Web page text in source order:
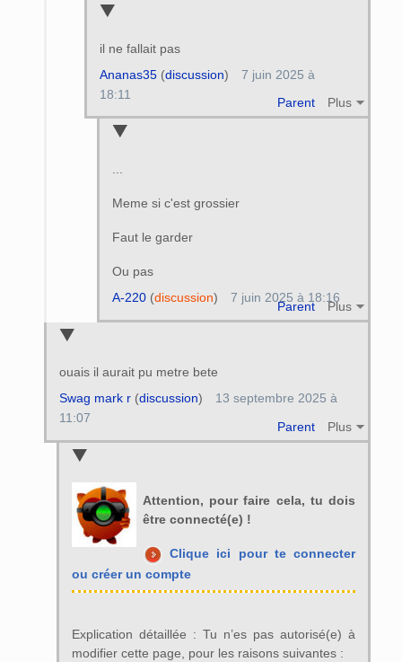
il ne fallait pas
Parent Plus
Ananas35(discussion)
7 juin 2025 à
18:11
Meme si c'est grossier
Faut le garder
Ou pas
Parent Plus
A-220(discussion) 7 juin 2025 à 18:16
ouais il aurait pu metre bete
Parent Plus
Swag mark r(discussion)
13 septembre 2025 à
11:07
Attention, pour faire cela, tu dois
être connecté(e) !
Clique ici pour te connecter
ou créer un compte
Explication détaillée : Tu n’es pas autorisé(e) à
modifier cette page, pour les raisons suivantes :